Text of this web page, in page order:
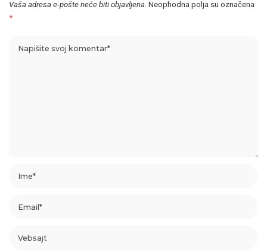
Vaša adresa e-pošte neće biti objavljena. Neophodna polja su označena
*